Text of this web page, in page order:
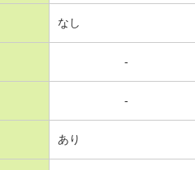
なし
-
-
あり